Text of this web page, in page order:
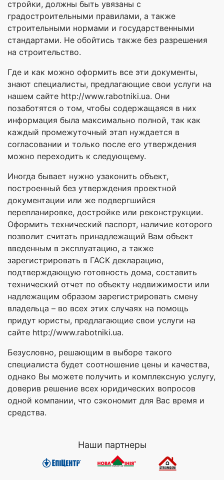
стройки, должны быть увязаны с
градостроительными правилами, а также
строительными нормами и государственными
стандартами. Не обойтись также без разрешения
на строительство.
Где и как можно оформить все эти документы,
знают специалисты, предлагающие свои услуги на
нашем сайте http://www.rabotniki.ua. Они
позаботятся о том, чтобы содержащаяся в них
информация была максимально полной, так как
каждый промежуточный этап нуждается в
согласовании и только после его утверждения
можно переходить к следующему.
Иногда бывает нужно узаконить объект,
построенный без утверждения проектной
документации или же подвергшийся
перепланировке, достройке или реконструкции.
Оформить технический паспорт, наличие которого
позволит считать принадлежащий Вам объект
введенным в эксплуатацию, а также
зарегистрировать в ГАСК декларацию,
подтверждающую готовность дома, составить
технический отчет по объекту недвижимости или
надлежащим образом зарегистрировать смену
владельца – во всех этих случаях на помощь
придут юристы, предлагающие свои услуги на
сайте http://www.rabotniki.ua.
Безусловно, решающим в выборе такого
специалиста будет соотношение цены и качества,
однако Вы можете получить и комплексную услугу,
доверив решение всех юридических вопросов
одной компании, что сэкономит для Вас время и
средства.
Наши партнеры